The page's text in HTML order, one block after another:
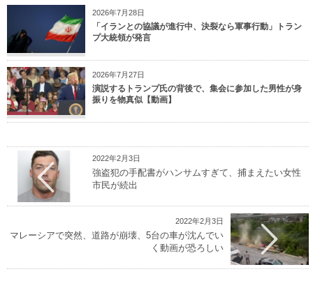
2026年7月28日
「イランとの協議が進行中、決裂なら軍事行動」トラン
プ大統領が発言
2026年7月27日
演説するトランプ氏の背後で、集会に参加した男性が身
振りを物真似【動画】
2022年2月3日
強盗犯の手配書がハンサムすぎて、捕まえたい女性
市民が続出
2022年2月3日
マレーシアで突然、道路が崩壊、5台の車が沈んでい
く動画が恐ろしい